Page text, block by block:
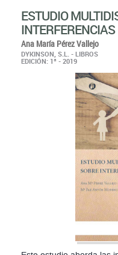
ESTUDIO
Ana María Pérez Vallejo
DYKINSON, S.L. - LIBROS
EDICIÓN: 1ª - 2019
Este estudio aborda las